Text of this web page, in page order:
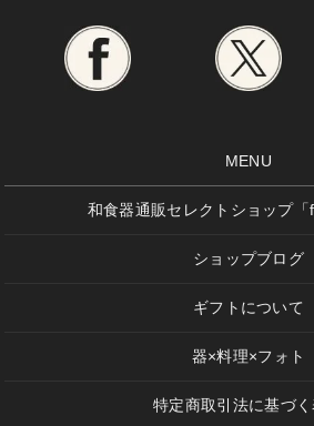
MENU
和食器通販セレクトショップ
ショップブログ
ギフトについて
器×料理×フォト
特定商取引法に基づ